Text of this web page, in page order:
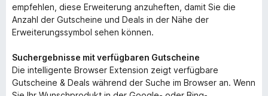
empfehlen, diese Erweiterung anzuheften, damit Sie die
Anzahl der Gutscheine und Deals in der Nähe der
Erweiterungssymbol sehen können.
Suchergebnisse mit verfügbaren Gutscheine
Die intelligente Browser Extension zeigt verfügbare
Gutscheine & Deals während der Suche im Browser an. Wenn